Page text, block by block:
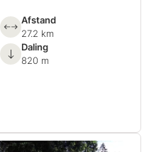
Afstand
27.2 km
Daling
820 m